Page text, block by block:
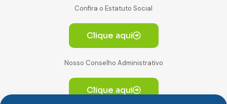
Confira o Estatuto Social
Clique aqui
Nosso Conselho Administrativo
Clique aqui